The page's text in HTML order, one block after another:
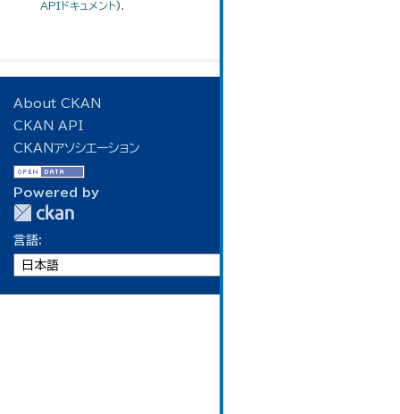
APIドキュメント).
About CKAN
CKAN API
CKANアソシエーション
Powered by
言語